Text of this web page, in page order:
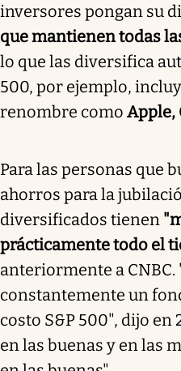
inversores pongan su
que mantienen todas
lo que las diversifica
500, por ejemplo,
renombre como Apple,
Para las personas que
ahorros para la
diversificados tienen
prácticamente todo el
anteriormente a CNBC.
constantemente un
costo S&P 500", dijo en
en las buenas y en las